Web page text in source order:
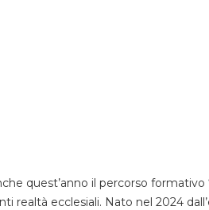
quest’anno il percorso
realtà ecclesiali. Nato nel 2024